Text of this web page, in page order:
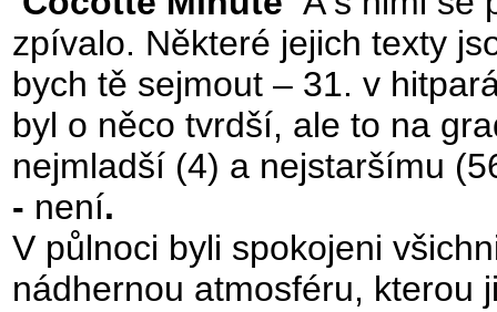
zpívalo. Některé jejich texty
bych tě sejmout – 31. v
byl o něco tvrdší, ale to na
nejmladší (4) a nejstaršímu
- není.
V půlnoci byli spokojeni
nádhernou atmosféru, kterou